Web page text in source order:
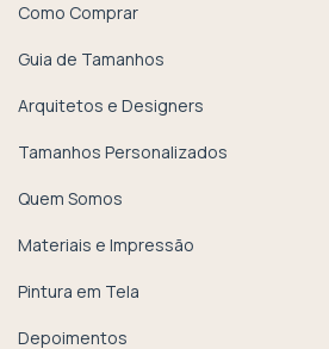
Como Comprar
Guia de Tamanhos
Arquitetos e Designers
Tamanhos Personalizados
Quem Somos
Materiais e Impressão
Pintura em Tela
Depoimentos